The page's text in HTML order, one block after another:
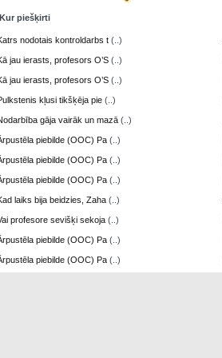
Kur piešķirti
nodotais kontroldarbs t (..)
jau ierasts, profesors O’S (..)
jau ierasts, profesors O’S (..)
kļusi tikšķēja pie (..)
gāja vairāk un mazā (..)
piebilde (OOC) Pa (..)
piebilde (OOC) Pa (..)
piebilde (OOC) Pa (..)
laiks bija beidzies, Zaha (..)
profesore sevišķi sekoja (..)
piebilde (OOC) Pa (..)
piebilde (OOC) Pa (..)